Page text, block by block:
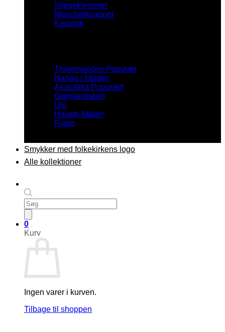
Products
search
0
Kurv
Ingen varer i kurven.
Tilbage til shoppen
Slipseklemmer
Manchetknapper
Keramik
Thulemanden
Nanoq / Isbjørn
Asavakkit
Grønlandskort
Ulu
Havets Moder
Fugle
Smykker med folkekirkens logo
Alle kollektioner